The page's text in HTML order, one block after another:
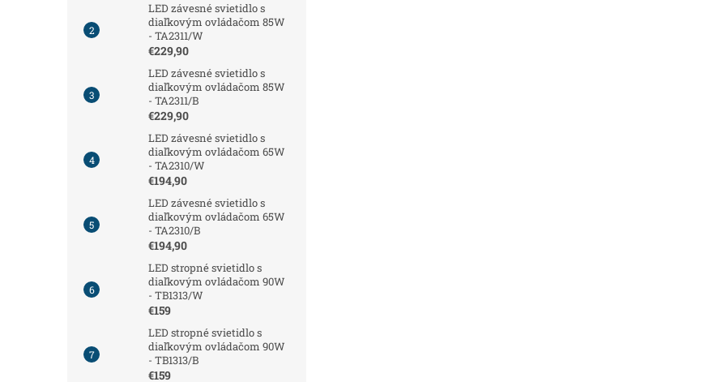
LED závesné svietidlo s
diaľkovým ovládačom 85W
- TA2311/W
€229,90
LED závesné svietidlo s
diaľkovým ovládačom 85W
- TA2311/B
€229,90
LED závesné svietidlo s
diaľkovým ovládačom 65W
- TA2310/W
€194,90
LED závesné svietidlo s
diaľkovým ovládačom 65W
- TA2310/B
€194,90
LED stropné svietidlo s
diaľkovým ovládačom 90W
- TB1313/W
€159
LED stropné svietidlo s
diaľkovým ovládačom 90W
- TB1313/B
€159